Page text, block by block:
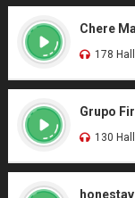
Chere
178
Grupo
130